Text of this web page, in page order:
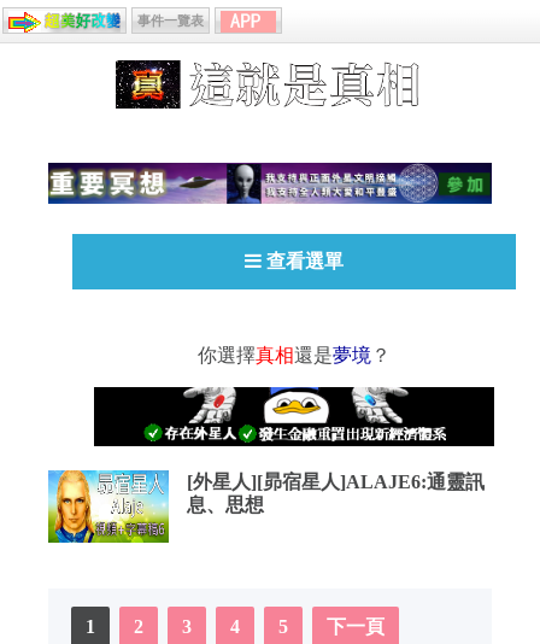
事件一覽表
查看選單
你選擇真相還是夢境 ？
[外星人][昴宿星人]ALAJE6:通靈訊
息、思想
1 2 3 4 5
下一頁